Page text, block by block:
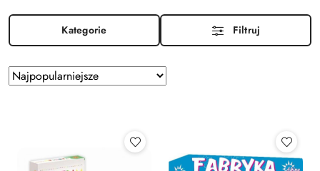
Kategorie Filtruj
Zastosowano
sortowanie:
Sortuj
według